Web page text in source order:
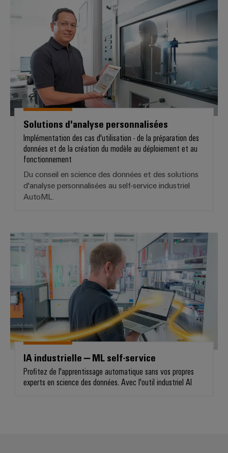
Hydrogène
L'hydrogène
comme
technologie
essentielle
pour
transition
énergétique
Énergie
éolienne
Excellence
opérationnelle
dans
le
domaine
de
l'énergie
éolienne
Éclairage
industriel
Infrastructure
de
l'armoire
de
distribution
Service
d'assemblage
Rails
de
raccordement
Boîtiers
modifiés
et
équipés
Assemblage
de
câbles
spécifiques
Nouveautés
produits
Solutions d'analyse
Solutions d'analyse personnalisées
Implémentation des cas d'utilisation - de la préparation des
données et de la création du modèle au déploiement et au
fonctionnement
Du conseil en science des données et des solutions
d'analyse personnalisées au self-service industriel
AutoML.
IA industrielle – ML self-service
IA industrielle – ML self-service
Profitez de l'apprentissage automatique sans vos propres
experts en science des données. Avec l'outil industriel AI